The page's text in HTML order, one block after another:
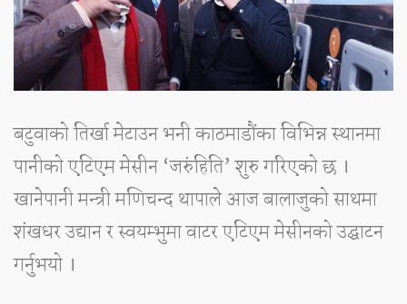
बटुवाको तिर्खा मेटाउन भनी काठमाडौंका विभिन्न स्थानमा
पानीको एटिएम मेसीन ‘जरुंहिति’ शुरु गरिएको छ ।
खानेपानी मन्त्री मणिचन्द थापाले आज बालाजुको साथमा
शंखधर उद्यान र स्वयम्भुमा वाटर एटिएम मेसीनको उद्घाटन
गर्नुभयो ।